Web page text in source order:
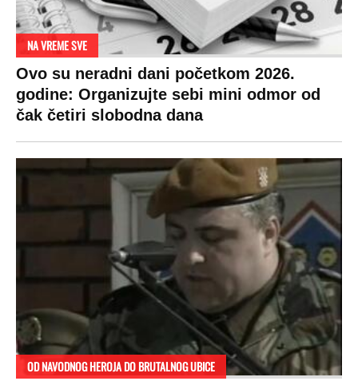
NA VREME SVE
Ovo su neradni dani početkom 2026.
godine: Organizujte sebi mini odmor od
čak četiri slobodna dana
OD NAVODNOG HEROJA DO BRUTALNOG UBICE